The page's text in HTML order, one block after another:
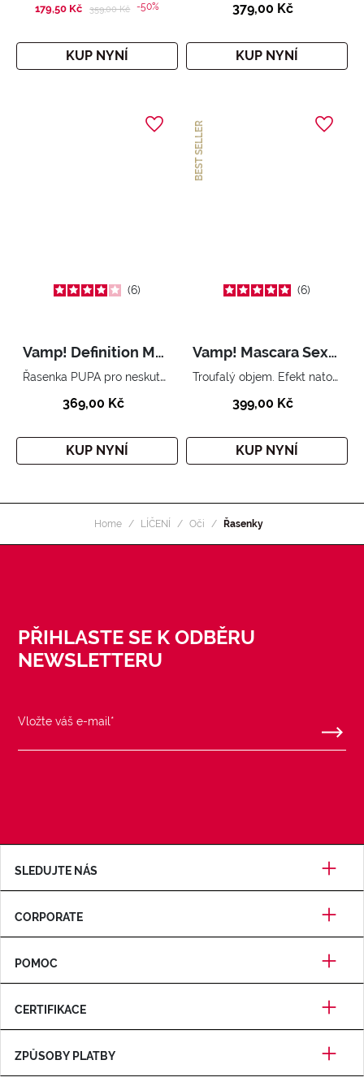
179,50 Kč Price reduced from
359,00 Kčto-50%
KUP NYNÍ
379,00 Kč
KUP NYNÍ
6
Vamp! Definition Mascara
Řasenka PUPA pro neskutečný objem, oddělené a definované řasy.
369,00 Kč
KUP NYNÍ
BEST SELLER
6
Vamp! Mascara Sexy Lashes
Troufalý objem. Efekt natočených řas.
399,00 Kč
KUP NYNÍ
Home LÍČENÍ Oči Řasenky
PŘIHLASTE SE K ODBĚRU
NEWSLETTERU
SLEDUJTE NÁS
CORPORATE
POMOC
CERTIFIKACE
ZPŮSOBY PLATBY